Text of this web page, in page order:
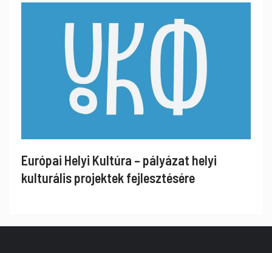
Európai Helyi Kultúra – pályázat helyi
kulturális projektek fejlesztésére